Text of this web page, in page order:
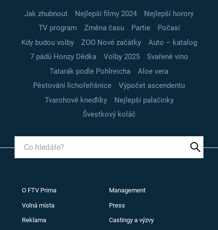
Jak zhubnout Nejlepší filmy 2024
Nejlepší horory
TV program
Změna času Partie
Počasí
Kdy budou volby
ZOO Nové začátky
Auto – katalog
7 pádů Honzy Dědka
Volby 2025
Svařené víno
Tatarák podle Pohlreicha
Aloe vera
Pěstování lichořeřišnice
Výpočet ascendentu
Tvarohové knedlíky
Nejlepší palačinky
Švestkový koláč
O FTV Prima Management
Volná místa Press
Reklama Castingy a výzvy